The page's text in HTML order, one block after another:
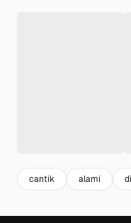
cantik alami